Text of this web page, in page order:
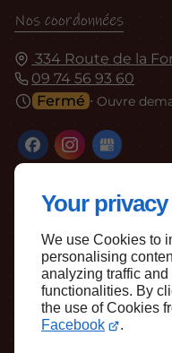
Your
We use Cookies to
personalising
analyzing traffic
functionalities. By
the use of Cookies
Facebook
.
Nos coordonnées
334 Route de la
09 74 56 93 60
Fermé ⋅ Ouvre